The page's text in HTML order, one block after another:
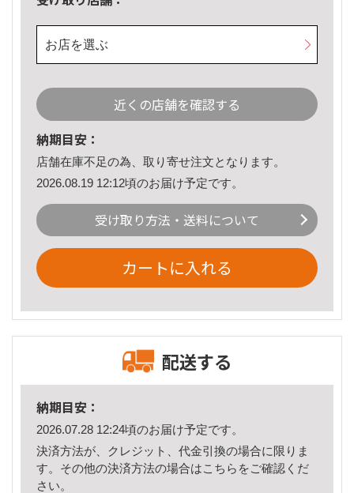
お店を選ぶ
近くの店舗を確認する
納期目安：
店舗在庫不足の為、取り寄せ注文となります。
2026.08.19 12:12頃のお届け予定です。
受け取り方法・送料について
カートに入れる
配送する
納期目安：
2026.07.28 12:24頃のお届け予定です。
決済方法が、クレジット、代金引換の場合に限りま
す。その他の決済方法の場合はこちら をご確認くだ
さい。